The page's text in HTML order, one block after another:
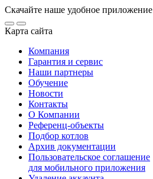
Скачайте наше удобное приложение
Карта сайта
Компания
Гарантия и сервис
Наши партнеры
Обучение
Новости
Контакты
О Компании
Референц-объекты
Подбор котлов
Архив документации
Пользовательское соглашение
для мобильного приложения